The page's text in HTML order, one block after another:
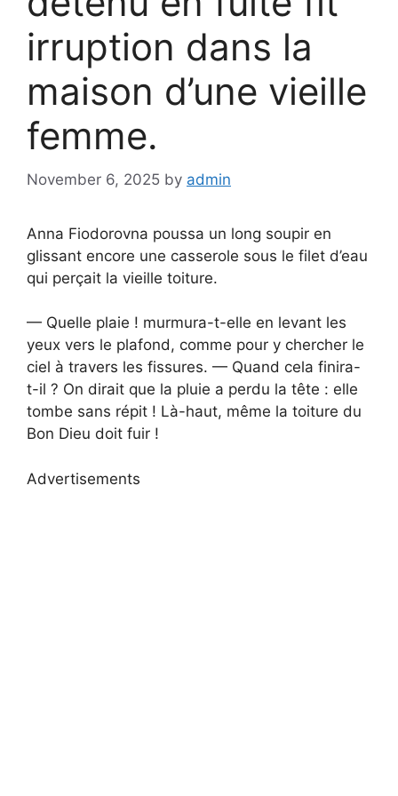
irruption dans la
maison d’une vieille
femme.
November 6, 2025 by admin
Anna Fiodorovna poussa un long soupir en
glissant encore une casserole sous le filet d’eau
qui perçait la vieille toiture.
— Quelle plaie ! murmura-t-elle en levant les
yeux vers le plafond, comme pour y chercher le
ciel à travers les fissures. — Quand cela finira-
t-il ? On dirait que la pluie a perdu la tête : elle
tombe sans répit ! Là-haut, même la toiture du
Bon Dieu doit fuir !
Advertisements